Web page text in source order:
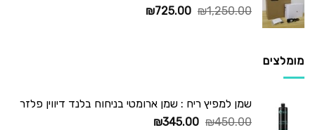
₪1,250.00
המחיר
₪725.00
המחיר
מומלצים
שמן למפיץ ריח : שמן ארומטי בניחוח בלנד דיווין פלזר
₪450.00
המחיר
₪345.00
המחיר